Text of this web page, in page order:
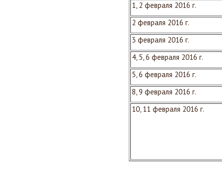
1, 2 февраля 2016 г.
2 февраля 2016 г.
3 февраля 2016 г.
4, 5, 6 февраля 2016 г.
5, 6 февраля 2016 г.
8, 9 февраля 2016 г.
10, 11 февраля 2016 г.